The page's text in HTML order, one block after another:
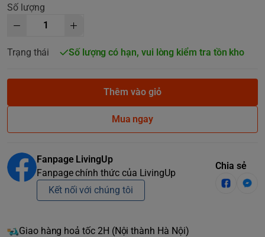
Số lượng
Trạng thái Số lượng có hạn, vui lòng kiểm tra tồn kho
Thêm vào giỏ
Mua ngay
Fanpage LivingUp
Fanpage chính thức của LivingUp
Kết nối với chúng tôi
Chia sẻ
Giao hàng hoả tốc 2H (Nội thành Hà Nội)